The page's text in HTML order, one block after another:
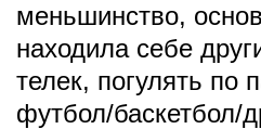
меньшинство,
находила себе
телек, погулять по
футбол/баскетбол/